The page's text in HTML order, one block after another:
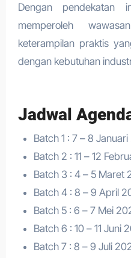
Dengan pendekatan
memperoleh
keterampilan praktis
dengan kebutuhan
Jadwal
Batch 1 : 7 – 8
Batch 2 : 11 – 12
Batch 3 : 4 – 5 Maret
Batch 4 : 8 – 9 April
Batch 5 : 6 – 7 Mei
Batch 6 : 10 – 11 Juni
Batch 7 : 8 – 9 Juli